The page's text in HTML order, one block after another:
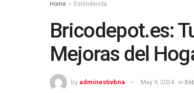
Home Estilodevida
Bricodepot.es:
Mejoras del
by adminestivbna May 9, 2024 in